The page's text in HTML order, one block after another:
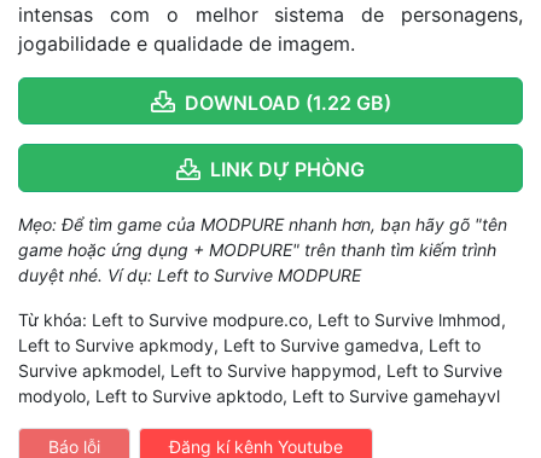
intensas com o melhor sistema de personagens,
jogabilidade e qualidade de imagem.
DOWNLOAD (1.22 GB)
LINK DỰ PHÒNG
Mẹo: Để tìm game của MODPURE nhanh hơn, bạn hãy gõ "tên
game hoặc ứng dụng + MODPURE" trên thanh tìm kiếm trình
duyệt nhé. Ví dụ: Left to Survive MODPURE
Từ khóa: Left to Survive modpure.co, Left to Survive lmhmod,
Left to Survive apkmody, Left to Survive gamedva, Left to
Survive apkmodel, Left to Survive happymod, Left to Survive
modyolo, Left to Survive apktodo, Left to Survive gamehayvl
Báo lỗi Đăng kí kênh Youtube